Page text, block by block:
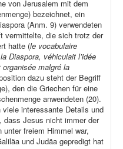
von Jerusalem mit dem
bezeichnet, ein
(Anm. 9) verwendeten
vermittelte, die sich trotz der
hatte (le vocabulaire
Diaspora, véhiculait l’idée
malgré la
dazu steht der Begriff
den die Griechen für eine
anwendeten (20).
interessante Details und
dass Jesus nicht immer der
unter freiem Himmel war,
und Judäa gepredigt hat